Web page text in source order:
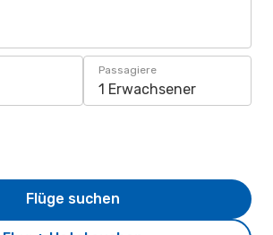
Passagiere
1 Erwachsener
Flüge suchen